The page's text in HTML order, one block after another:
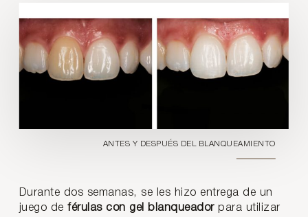
ANTES Y DESPUÉS DEL BLANQUEAMIENTO
Durante dos semanas, se les hizo entrega de un
juego deférulas con gel blanqueadorpara utilizar